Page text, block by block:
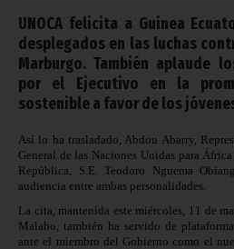
UNOCA felicita a Guinea
desplegados en las luchas
Marburgo. También aplaude
por el Ejecutivo en la
sostenible a favor de los
Así lo ha trasladado, Abdou Abarry,
General de las Naciones Unidas para
República, S.E. Teodoro Nguema
audiencia entre ambas personalidades.
La cita, mantenida este miércoles, 11 de
Malabo, también ha servido de
ante el miembro del Gobierno como el